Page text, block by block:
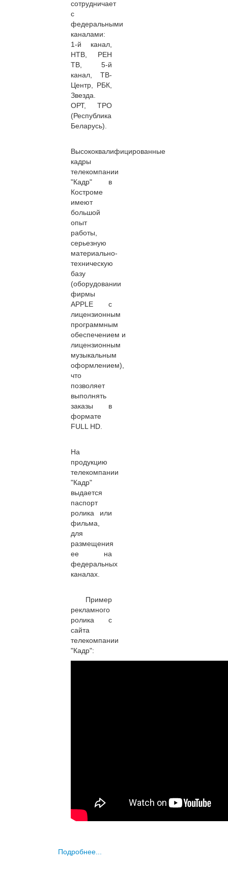
сотрудничает
с
федеральными
каналами:
1-й канал,
НТВ, РЕН
ТВ, 5-й
канал, ТВ-
Центр, РБК,
Звезда.
ОРТ, ТРО
(Республика
Беларусь).
Высококвалифицированные
кадры
телекомпании
"Кадр" в
Костроме
имеют
большой
опыт
работы,
серьезную
материально-
техническую
базу
(оборудовании
фирмы
APPLE с
лицензионным
программным
обеспечением и
лицензионным
музыкальным
оформлением),
что
позволяет
выполнять
заказы в
формате
FULL HD.
На
продукцию
телекомпании
"Кадр"
выдается
паспорт
ролика или
фильма,
для
размещения
ее на
федеральных
каналах.
Пример
рекламного
ролика с
сайта
телекомпании
"Кадр":
Подробнее...